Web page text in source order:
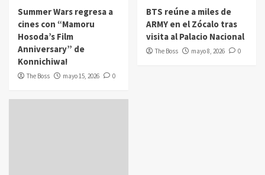
Summer Wars regresa a
cines con “Mamoru
Hosoda’s Film
Anniversary” de
Konnichiwa!
The Boss mayo 15, 2026 0
BTS reúne a miles de
ARMY en el Zócalo tras
visita al Palacio Nacional
The Boss mayo 8, 2026 0